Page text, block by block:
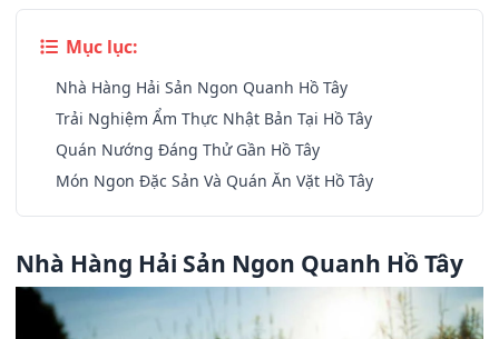
Mục lục:
Nhà Hàng Hải Sản Ngon Quanh Hồ Tây
Trải Nghiệm Ẩm Thực Nhật Bản Tại Hồ Tây
Quán Nướng Đáng Thử Gần Hồ Tây
Món Ngon Đặc Sản Và Quán Ăn Vặt Hồ Tây
Nhà Hàng Hải Sản Ngon Quanh Hồ Tây